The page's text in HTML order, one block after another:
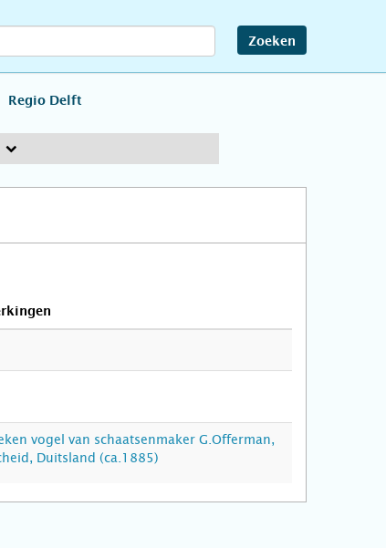
Zoeken
Regio Delft
vogel van schaatsenmaker G.Offerman,
Duitsland (ca.1885)